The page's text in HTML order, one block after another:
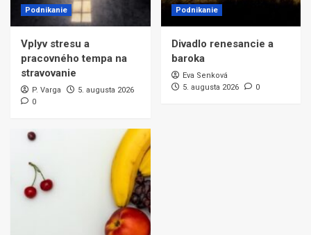
Podnikanie
Vplyv stresu a
pracovného tempa na
stravovanie
P. Varga
5. augusta 2026
0
Podnikanie
Divadlo renesancie a
baroka
Eva Senková
5. augusta 2026
0